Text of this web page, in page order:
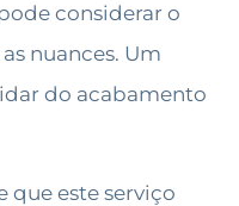
considerar o
nuances. Um
do acabamento
que este serviço